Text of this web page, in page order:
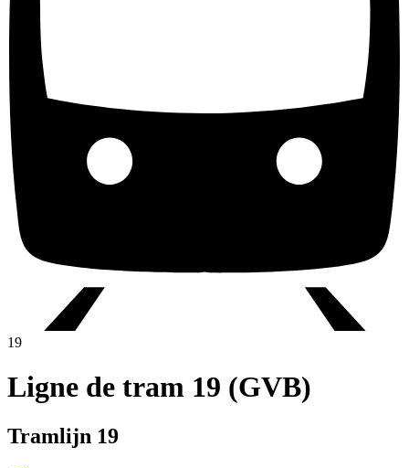
19
Ligne de tram 19 (GVB)
Tramlijn 19